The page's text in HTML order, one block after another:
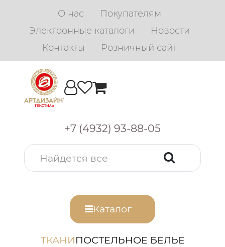
О нас
Покупателям
Электронные каталоги
Новости
Контакты
Розничный сайт
+7 (4932) 93-88-05
Каталог
ТКАНИПОСТЕЛЬНОЕ БЕЛЬЕ